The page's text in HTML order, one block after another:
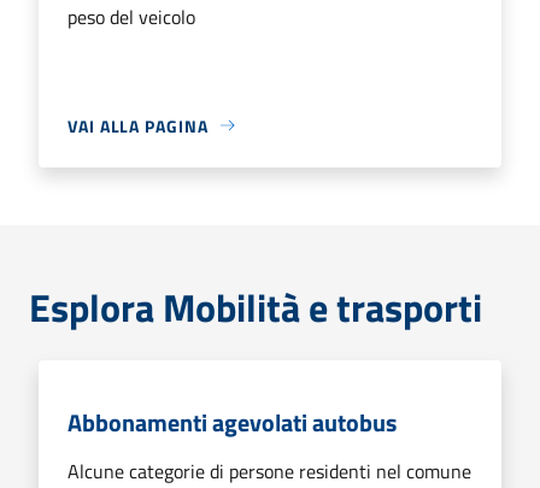
peso del veicolo
VAI ALLA PAGINA
Esplora Mobilità e trasporti
Abbonamenti agevolati autobus
Alcune categorie di persone residenti nel comune